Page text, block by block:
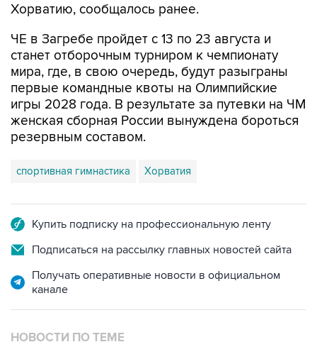
ЧЕ в Загребе пройдет с 13 по 23 августа и
мира, где, в свою очередь, будут разыграны
первые командные квоты на Олимпийские
игры 2028 года. В результате за путевки на ЧМ
женская сборная России вынуждена бороться
резервным составом.
спортивная гимнастика Хорватия
Подписаться на рассылку главных новостей сайта
Получать оперативные новости в официальном
канале
НОВОСТИ ПО ТЕМЕ
7 августа 15:22